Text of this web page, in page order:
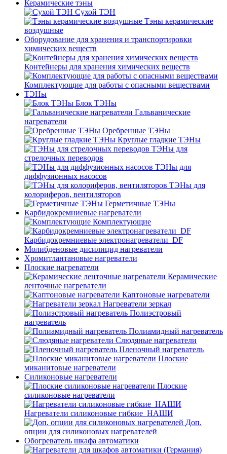
Керамические тэны
Сухой ТЭН
Тэны керамические
воздушные
Оборудование для хранения и транспортировки
химических веществ
Контейнеры для хранения химических веществ
Комплектующие для работы с опасными веществами
ТЭНы
Блок ТЭНы
Гальванические
нагреватели
Оребренные ТЭНы
Круглые гладкие ТЭНы
ТЭНы для
стрелочных переводов
ТЭНы для
диффузионных насосов
ТЭНы для
колориферов, вентиляторов
Герметичные ТЭНы
Карбидокремниевые нагреватели
Комплектующие
Карбидокремниевые электронагреватели_DF
Молибденовые дисилицид нагреватели
Хромитлантановые нагреватели
Плоские нагреватели
Керамические
ленточные нагреватели
Каптоновые нагреватели
Нагреватели зеркал
Полиэстровый
нагреватель
Полиамидный нагреватель
Слюдяные нагреватели
Пленочный нагреватель
Плоские
миканитовые нагреватели
Силиконовые нагреватели
Плоские
силиконовые нагреватели
Нагреватели силиконовые гибкие_НАШИ
Доп.
опции для силиконовых нагревателей
Обогреватель шкафа автоматики